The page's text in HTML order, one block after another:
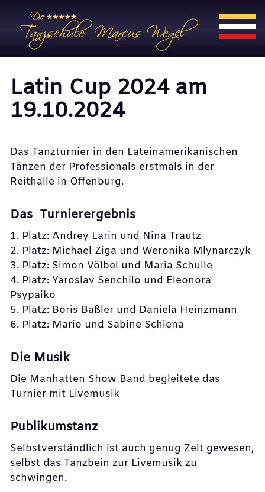
Latin Cup 2024 am
19.10.2024
Das Tanzturnier in den Lateinamerikanischen
Tänzen der Professionals erstmals in der
Reithalle in Offenburg.
Das Turnierergebnis
1. Platz: Andrey Larin und Nina Trautz
2. Platz: Michael Ziga und Weronika Mlynarczyk
3. Platz: Simon Völbel und Maria Schulle
4. Platz: Yaroslav Senchilo und Eleonora
Psypaiko
5. Platz: Boris Baßler und Daniela Heinzmann
6. Platz: Mario und Sabine Schiena
Die Musik
Die Manhatten Show Band begleitete das
Turnier mit Livemusik
Publikumstanz
Selbstverständlich ist auch genug Zeit gewesen,
selbst das Tanzbein zur Livemusik zu
schwingen.